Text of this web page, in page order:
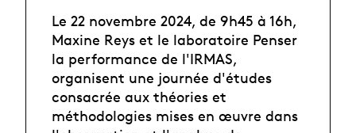
Le 22 novembre 2024, de 9h45 à 16h,
Maxine Reys et le laboratoire Penser
la performance de l'IRMAS,
organisent une journée d'études
consacrée aux théories et
méthodologies mises en œuvre dans